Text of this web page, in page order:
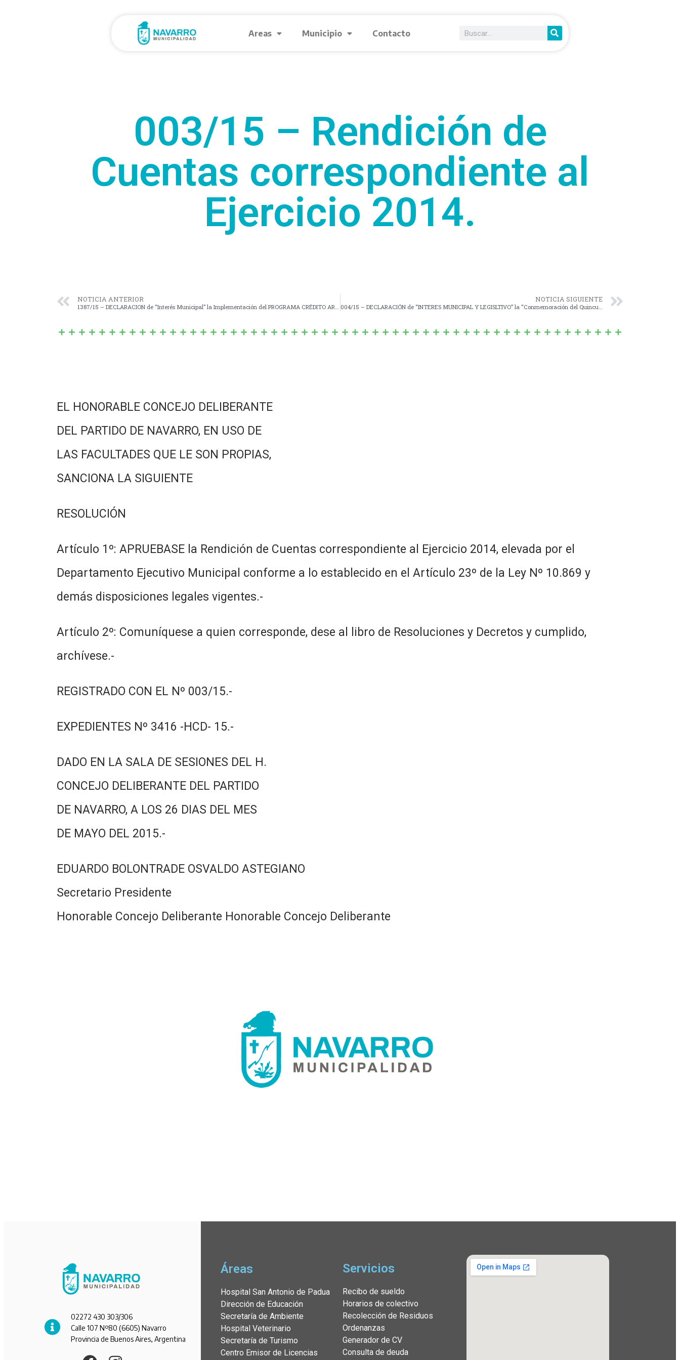
Areas Municipio Contacto
003/15 – Rendición de
Cuentas correspondiente al
Ejercicio 2014.
NOTICIA ANTERIOR NOTICIA SIGUIENTE
EL HONORABLE CONCEJO DELIBERANTE
DEL PARTIDO DE NAVARRO, EN USO DE
LAS FACULTADES QUE LE SON PROPIAS,
SANCIONA LA SIGUIENTE
RESOLUCIÓN
Artículo 1º: APRUEBASE la Rendición de Cuentas correspondiente al Ejercicio 2014, elevada por el
Departamento Ejecutivo Municipal conforme a lo establecido en el Artículo 23º de la Ley Nº 10.869 y
demás disposiciones legales vigentes.-
Artículo 2º: Comuníquese a quien corresponde, dese al libro de Resoluciones y Decretos y cumplido,
archívese.-
REGISTRADO CON EL Nº 003/15.-
EXPEDIENTES Nº 3416 -HCD- 15.-
DADO EN LA SALA DE SESIONES DEL H.
CONCEJO DELIBERANTE DEL PARTIDO
DE NAVARRO, A LOS 26 DIAS DEL MES
DE MAYO DEL 2015.-
EDUARDO BOLONTRADE OSVALDO ASTEGIANO
Secretario Presidente
Honorable Concejo Deliberante Honorable Concejo Deliberante
02272 430 303/306
Calle 107 Nº80 (6605) Navarro
Provincia de Buenos Aires, Argentina
Áreas
Hospital San Antonio de Padua
Dirección de Educación
Secretaría de Ambiente
Hospital Veterinario
Secretaría de Turismo
Centro Emisor de Licencias
Servicios
Recibo de sueldo
Horarios de colectivo
Recolección de Residuos
Ordenanzas
Generador de CV
Consulta de deuda